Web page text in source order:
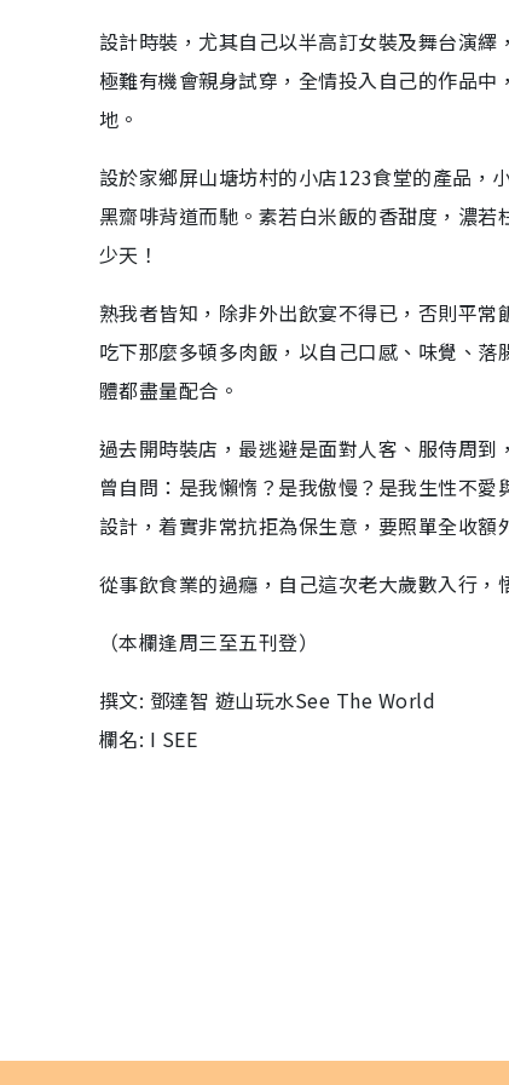
設計時裝，尤其自己以半高訂女裝及舞台演
極難有機會親身試穿，全情投入自己的作品
地。
設於家鄉屏山塘坊村的小店123食堂的產品，
黑齋啡背道而馳。素若白米飯的香甜度，濃
少天！
熟我者皆知，除非外出飲宴不得已，否則平
吃下那麼多頓多肉飯，以自己口感、味覺、
體都盡量配合。
過去開時裝店，最逃避是面對人客、服侍周
曾自問：是我懶惰？是我傲慢？是我生性不
設計，着實非常抗拒為保生意，要照單全收額
從事飲食業的過癮，自己這次老大歲數入行
（本欄逢周三至五刊登）
撰文: 鄧達智 遊山玩水See The World
欄名: I SEE